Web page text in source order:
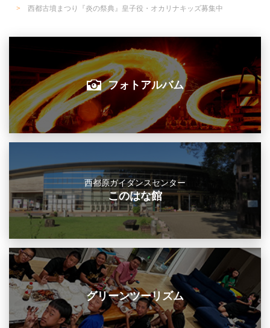
西都古墳まつり『炎の祭典』皇子役・オカリナキッズ募集中
フォトアルバム
西都原ガイダンスセンター
このはな館
グリーンツーリズム